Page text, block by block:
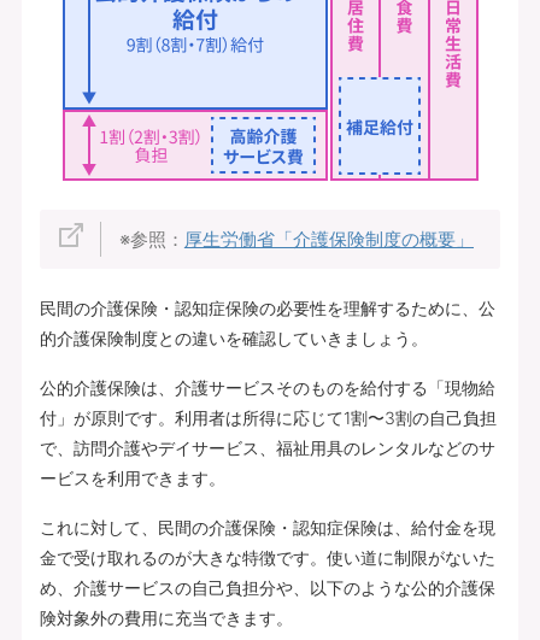
※参照： 厚生労働省「介護保険制度の概要」
民間の介護保険・認知症保険の必要性を理解するために、公
的介護保険制度との違いを確認していきましょう。
公的介護保険は、介護サービスそのものを給付する「現物給
付」が原則です。利用者は所得に応じて1割〜3割の自己負担
で、訪問介護やデイサービス、福祉用具のレンタルなどのサ
ービスを利用できます。
これに対して、民間の介護保険・認知症保険は、給付金を現
金で受け取れるのが大きな特徴です。使い道に制限がないた
め、介護サービスの自己負担分や、以下のような公的介護保
険対象外の費用に充当できます。